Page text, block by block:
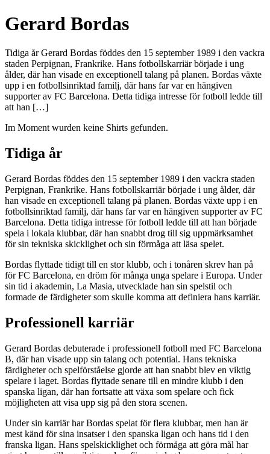
Gerard Bordas
Tidiga år Gerard Bordas föddes den 15 september 1989 i den vackra
staden Perpignan, Frankrike. Hans fotbollskarriär började i ung
ålder, där han visade en exceptionell talang på planen. Bordas växte
upp i en fotbollsinriktad familj, där hans far var en hängiven
supporter av FC Barcelona. Detta tidiga intresse för fotboll ledde till
att han […]
Im Moment wurden keine Shirts gefunden.
Tidiga år
Gerard Bordas föddes den 15 september 1989 i den vackra staden
Perpignan, Frankrike. Hans fotbollskarriär började i ung ålder, där
han visade en exceptionell talang på planen. Bordas växte upp i en
fotbollsinriktad familj, där hans far var en hängiven supporter av FC
Barcelona. Detta tidiga intresse för fotboll ledde till att han började
spela i lokala klubbar, där han snabbt drog till sig uppmärksamhet
för sin tekniska skicklighet och sin förmåga att läsa spelet.
Bordas flyttade tidigt till en stor klubb, och i tonåren skrev han på
för FC Barcelona, en dröm för många unga spelare i Europa. Under
sin tid i akademin, La Masia, utvecklade han sin spelstil och
formade de färdigheter som skulle komma att definiera hans karriär.
Professionell karriär
Gerard Bordas debuterade i professionell fotboll med FC Barcelona
B, där han visade upp sin talang och potential. Hans tekniska
färdigheter och spelförståelse gjorde att han snabbt blev en viktig
spelare i laget. Bordas flyttade senare till en mindre klubb i den
spanska ligan, där han fortsatte att växa som spelare och fick
möjligheten att visa upp sig på den stora scenen.
Under sin karriär har Bordas spelat för flera klubbar, men han är
mest känd för sina insatser i den spanska ligan och hans tid i den
franska ligan. Hans spelskicklighet och förmåga att göra mål har